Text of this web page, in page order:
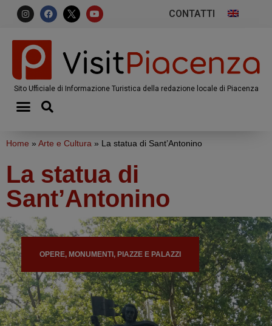
CONTATTI
Sito Ufficiale di Informazione Turistica della redazione locale di Piacenza
Home » Arte e Cultura » La statua di Sant’Antonino
La statua di
Sant’Antonino
OPERE, MONUMENTI, PIAZZE E PALAZZI